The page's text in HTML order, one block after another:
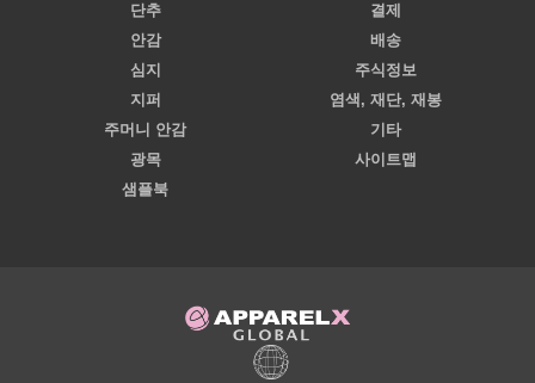
단추
안감
심지
지퍼
주머니 안감
광목
샘플북
결제
배송
주식정보
염색, 재단, 재봉
기타
사이트맵